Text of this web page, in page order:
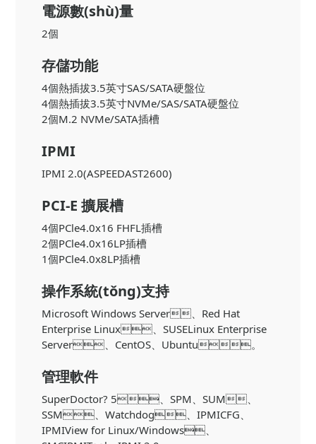
電源數(shù)量
2個
存儲功能
4個熱插拔3.5英寸SAS/SATA硬盤位
4個熱插拔3.5英寸NVMe/SAS/SATA硬盤位
2個M.2 NVMe/SATA插槽
IPMI
IPMI 2.0(ASPEEDAST2600)
PCI-E 擴展槽
4個PCle4.0x16 FHFL插槽
2個PCle4.0x16LP插槽
1個PCle4.0x8LP插槽
操作系統(tǒng)支持
Microsoft Windows Server、Red Hat
Enterprise Linux、SUSELinux Enterprise
Server、CentOS、Ubuntu。
管理軟件
SuperDoctor? 5、SPM、SUM、
SSM、Watchdog、IPMICFG、
IPMIView for Linux/Windows、